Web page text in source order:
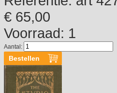
€ 65,00
Voorraad: 1
Aantal: